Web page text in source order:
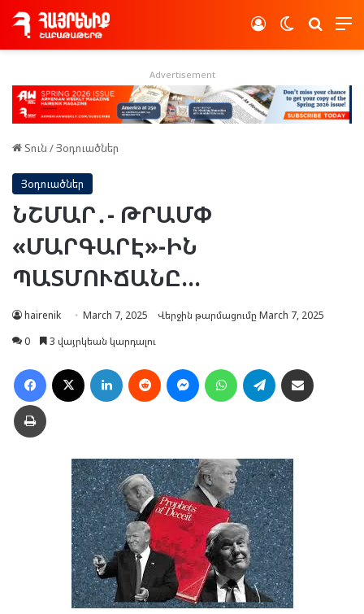
Switch skin
Log In
Advertisement
Տուն /Յօդուածներ
Յօդուածներ
ՆՇՄԱՐ․- ԹՐԱՄՓ
«ՄԱՐԳԱՐԷ»-ԻՆ
ՊԱՏՄՈՒՃԱՆԸ…
hairenik March 7, 2025
Վերջին թարմացումը March 7, 2025
0
3 վայրկեան կարդալու
Facebook LinkedIn Reddit MessengerWhatsAppTelegram
Տպել